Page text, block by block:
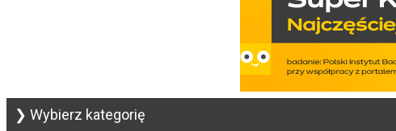
❯ Wybierz kategorię